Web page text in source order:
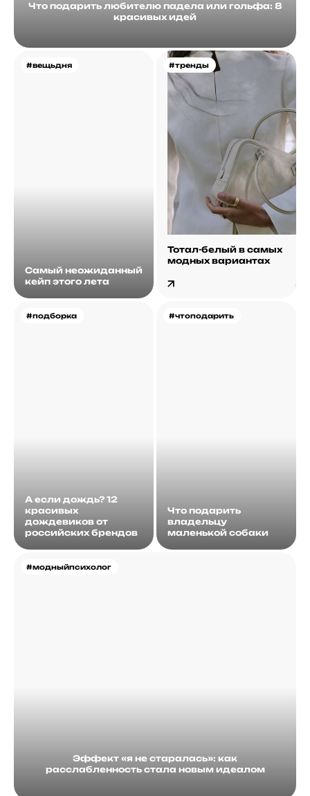
Что подарить любителю падела или гольфа: 8
красивых идей
#вещьдня
Самый неожиданный
кейп этого лета
#тренды
Тотал-белый в самых
модных вариантах
#подборка
А если дождь? 12
красивых
дождевиков от
российских брендов
#модныйпсихолог
Эффект «я не старалась»: как
расслабленность стала новым идеалом
#чтоподарить
Что подарить
владельцу
маленькой собаки